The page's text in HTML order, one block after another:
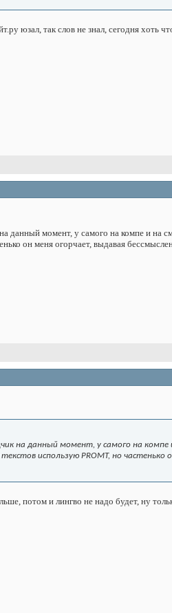
юзал, так слов не знал, сегодня хоть
момент, у самого на компе и на
он меня огорчает, выдавая
на данный момент, у самого на
использую PROMT, но
потом и лингво не надо будет, ну